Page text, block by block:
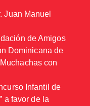
Juan Manuel
de Amigos
Dominicana de
con
Infantil de
a favor de la